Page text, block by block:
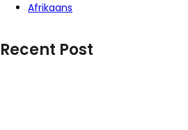
Afrikaans
Recent Post